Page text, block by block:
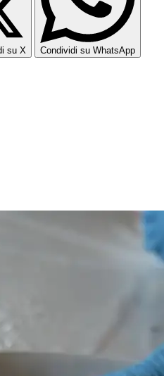
su X Condividi su WhatsApp